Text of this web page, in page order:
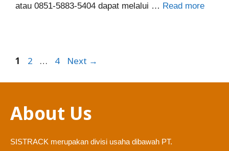
atau 0851-5883-5404 dapat melalui … Read more
Page
1 Page
2 … Page
4 Next →
About Us
SISTRACK merupakan divisi usaha dibawah PT.